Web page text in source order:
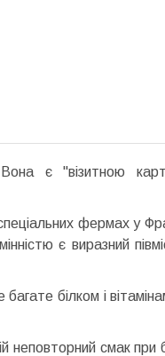
є "візитною
фермах у
є виразний
білком і
неповторний смак при